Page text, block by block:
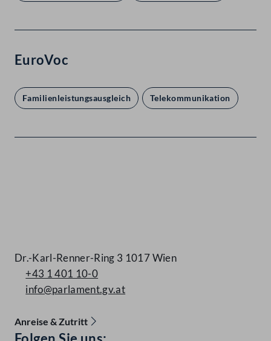
EuroVoc
Familienleistungsausgleich Telekommunikation
Dr.-Karl-Renner-Ring 3 1017 Wien
+43 1 401 10-0
info@parlament.gv.at
Anreise & Zutritt